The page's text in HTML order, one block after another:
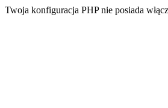
Twoja konfiguracja PHP nie posiada